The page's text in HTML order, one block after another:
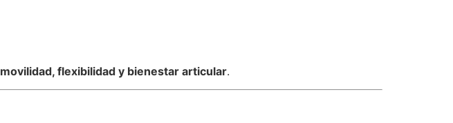
movilidad, flexibilidad y bienestar articular.